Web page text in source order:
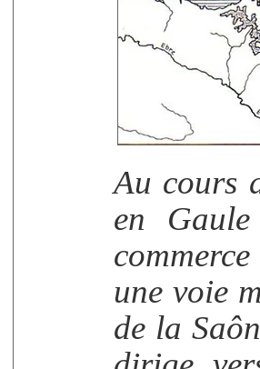
Au cours
en
une voie
de la